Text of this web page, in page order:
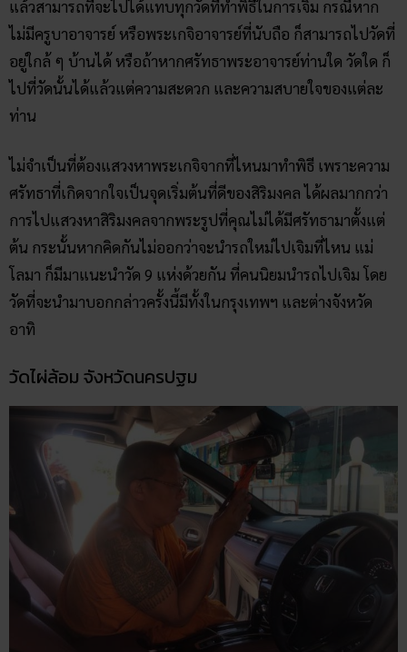
แล้วสามารถที่จะไปได้แทบทุกวัดที่ทำพิธีในการเจิม กรณีหาก
ไม่มีครูบาอาจารย์ หรือพระเกจิอาจารย์ที่นับถือ ก็สามารถไปวัดที่
อยู่ใกล้ ๆ บ้านได้ หรือถ้าหากศรัทธาพระอาจารย์ท่านใด วัดใด ก็
ไปที่วัดนั้นได้แล้วแต่ความสะดวก และความสบายใจของแต่ละ
ท่าน
ไม่จำเป็นที่ต้องแสวงหาพระเกจิจากที่ไหนมาทำพิธี เพราะความ
ศรัทธาที่เกิดจากใจเป็นจุดเริ่มต้นที่ดีของสิริมงคล ได้ผลมากกว่า
การไปแสวงหาสิริมงคลจากพระรูปที่คุณไม่ได้มีศรัทธามาตั้งแต่
ต้น กระนั้นหากคิดกันไม่ออกว่าจะนำรถใหม่ไปเจิมที่ไหน แม่
โลมา ก็มีมาแนะนำวัด 9 แห่งด้วยกัน ที่คนนิยมนำรถไปเจิม โดย
วัดที่จะนำมาบอกกล่าวครั้งนี้มีทั้งในกรุงเทพฯ และต่างจังหวัด
อาทิ
วัดไผ่ล้อม จังหวัดนครปฐม